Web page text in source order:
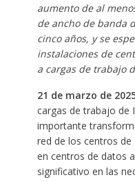
aumento de al
de ancho de banda
cinco años, y se
instalaciones de
a cargas de trabajo
21 de marzo de
cargas de trabajo de
importante
red de los centros
en centros de datos
significativo en las